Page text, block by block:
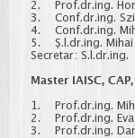
2. Prof.dr.ing.
3. Conf.dr.ing.
4. Conf.dr.ing.
5. Ş.l.dr.ing. Mihai
Secretar: S.l.dr.ing.
Master IAISC,
1. Prof.dr.ing.
2. Prof.dr.ing.
3. Prof.dr.ing.